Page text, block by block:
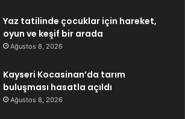
Yaz tatilinde çocuklar için hareket,
oyun ve keşif bir arada
Ağustos 8, 2026
Kayseri Kocasinan’da tarım
buluşması hasatla açıldı
Ağustos 8, 2026